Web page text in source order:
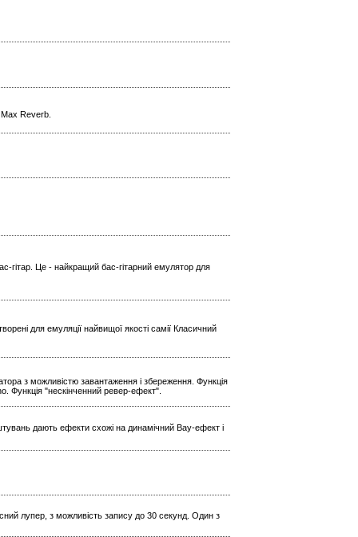
Reverb.
гітар. Це - найкращий бас-гітарний емулятор для
для емуляції найвищої якості самії Класичний
з можливістю завантаження і збереження. Функція
"нескінченний ревер-ефект".
дають ефекти схожі на динамічний Вау-ефект і
лупер, з можливість запису до 30 секунд. Один з